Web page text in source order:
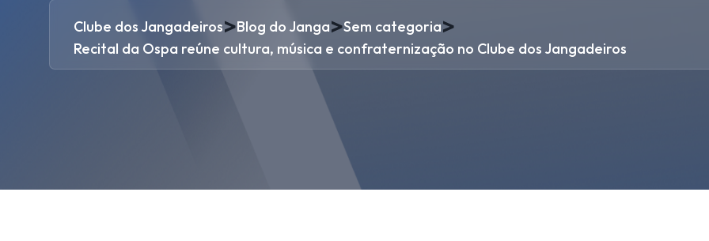
Clube dos Jangadeiros>Blog do Janga>Sem categoria>
Recital da Ospa reúne cultura, música e confraternização no Clube dos Jangadeiros